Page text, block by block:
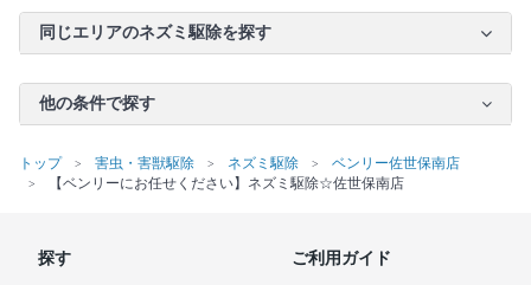
同じエリアのネズミ駆除を探す
他の条件で探す
トップ 害虫・害獣駆除 ネズミ駆除
ベンリー佐世保南店
【ベンリーにお任せください】ネズミ駆除☆佐世保南店
探す ご利用ガイド